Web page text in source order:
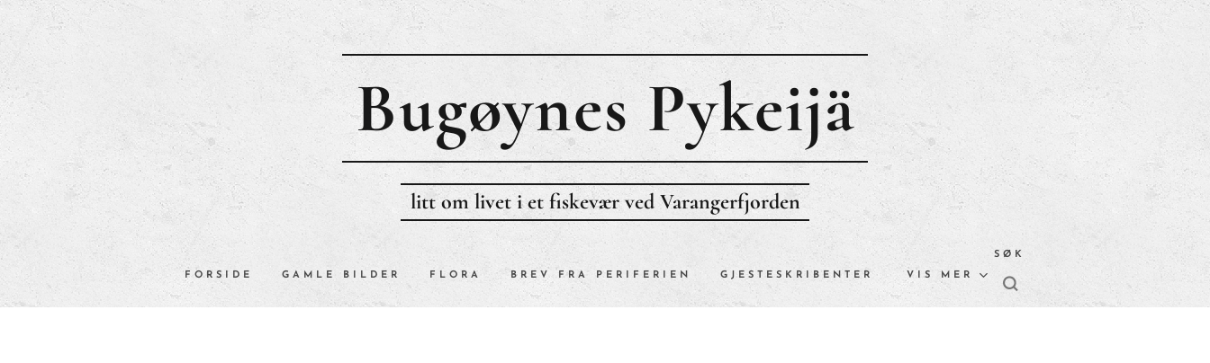
Bugøynes Pykeijä
litt om livet i et fiskevær ved Varangerfjorden
FORSIDE GAMLE BILDER FLORA BREV FRA PERIFERIEN GJESTESKRIBENTER VIS MER
SØK